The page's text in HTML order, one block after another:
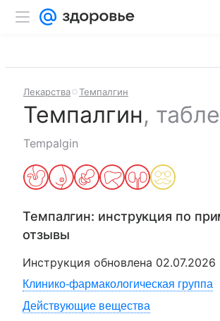
Лекарства Темпалгин
Темпалгин,
Tempalgin
Темпалгин: инструкция по
отзывы
Инструкция обновлена 02.07.2026
Клинико-фармакологическая группа
Действующие вещества